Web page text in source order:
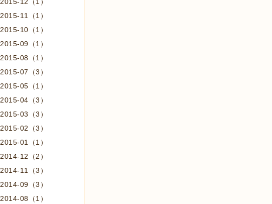
2015-11（1）
2015-10（1）
2015-09（1）
2015-08（1）
2015-07（3）
2015-05（1）
2015-04（3）
2015-03（3）
2015-02（3）
2015-01（1）
2014-12（2）
2014-11（3）
2014-09（3）
2014-08（1）